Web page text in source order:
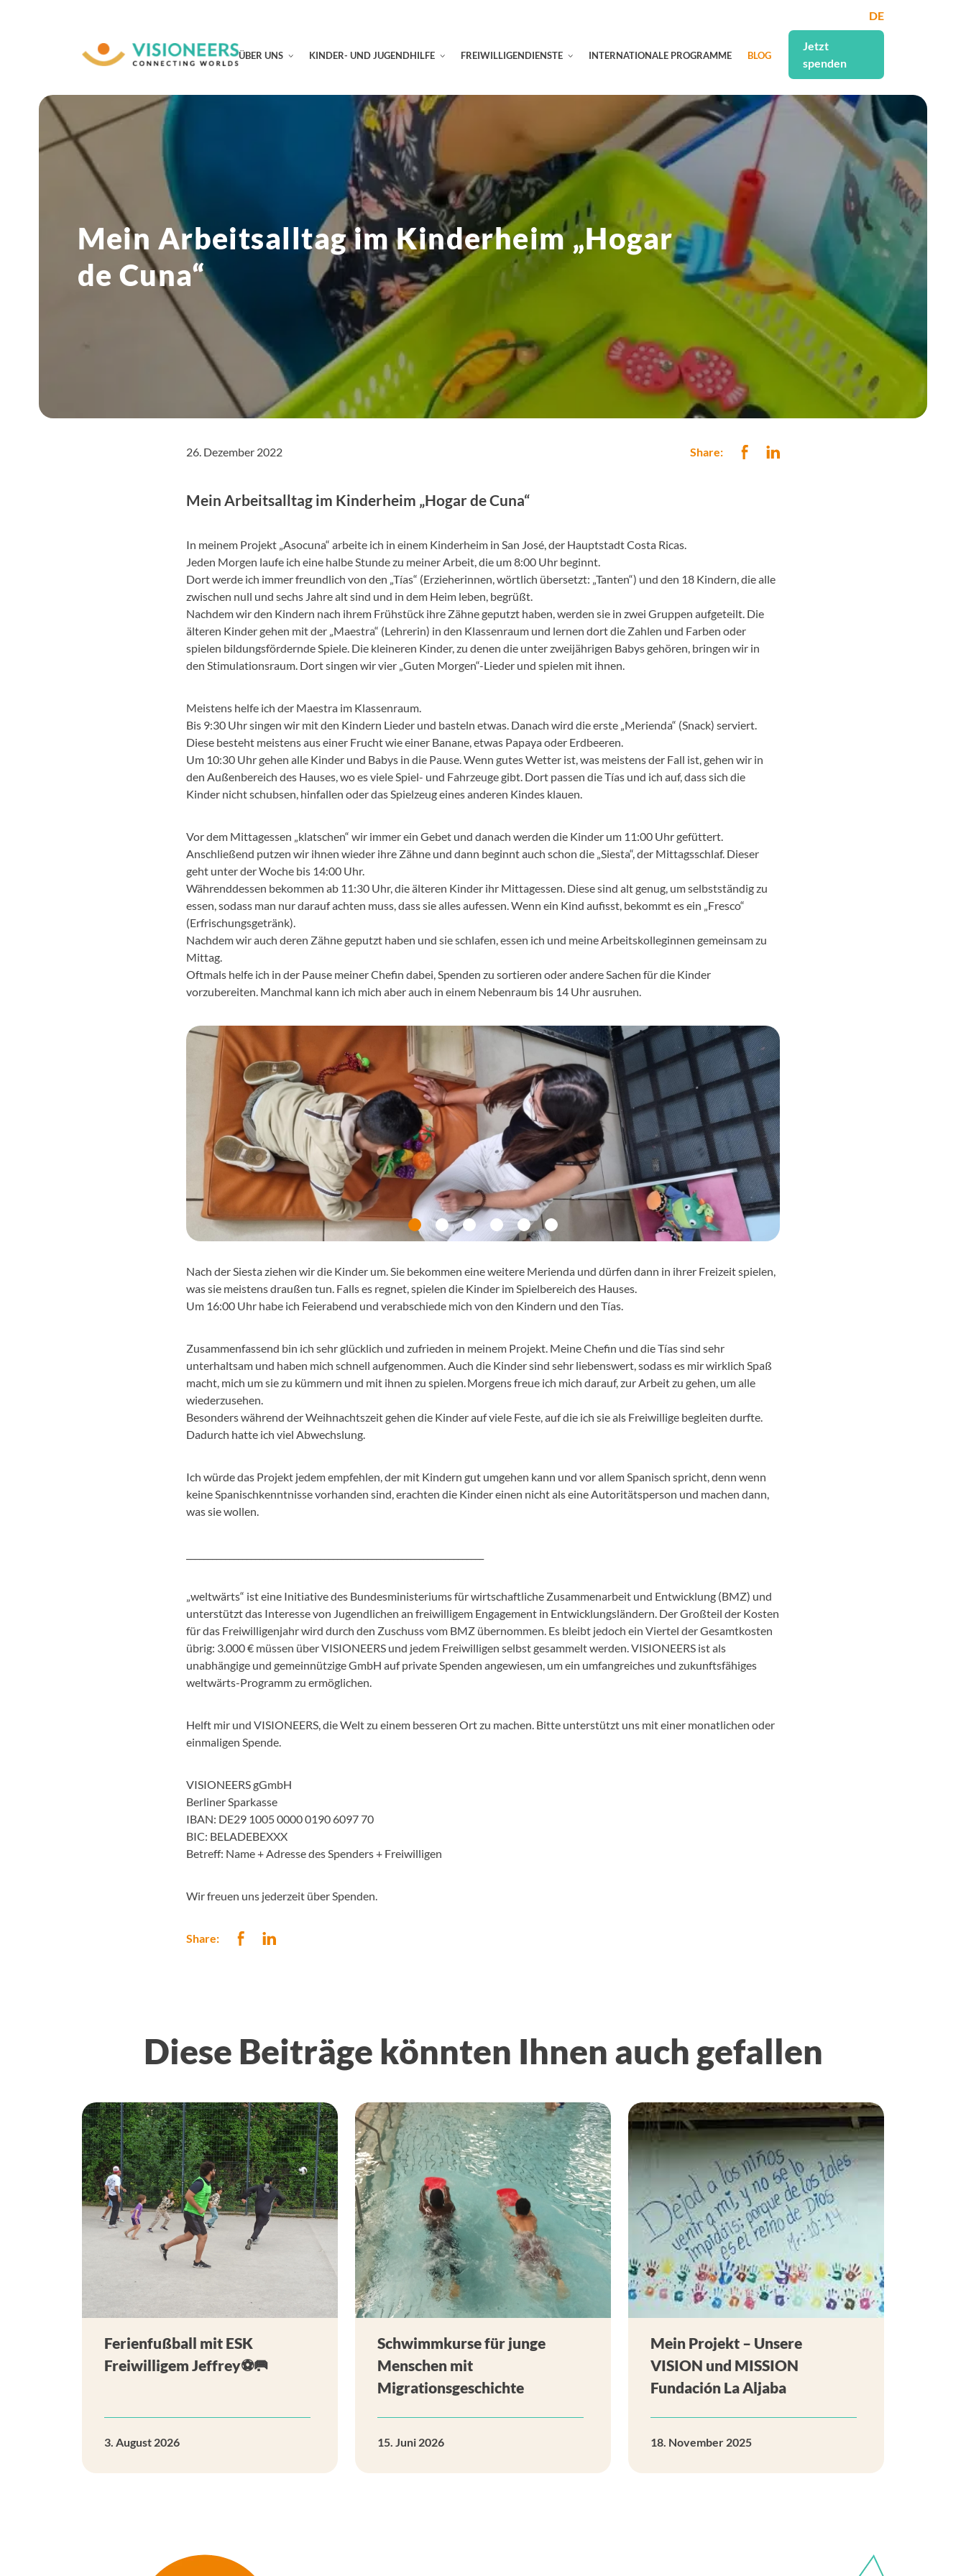
DE
ÜBER UNS KINDER- UND JUGENDHILFE FREIWILLIGENDIENSTE INTERNATIONALE PROGRAMME BLOG
Jetzt
spenden
Mein Arbeitsalltag im Kinderheim „Hogar
de Cuna“
26. Dezember 2022 Share:
Mein Arbeitsalltag im Kinderheim „Hogar de Cuna“
In meinem Projekt „Asocuna“ arbeite ich in einem Kinderheim in San José, der Hauptstadt Costa Ricas.
Jeden Morgen laufe ich eine halbe Stunde zu meiner Arbeit, die um 8:00 Uhr beginnt.
Dort werde ich immer freundlich von den „Tías“ (Erzieherinnen, wörtlich übersetzt: „Tanten“) und den 18 Kindern, die alle
zwischen null und sechs Jahre alt sind und in dem Heim leben, begrüßt.
Nachdem wir den Kindern nach ihrem Frühstück ihre Zähne geputzt haben, werden sie in zwei Gruppen aufgeteilt. Die
älteren Kinder gehen mit der „Maestra“ (Lehrerin) in den Klassenraum und lernen dort die Zahlen und Farben oder
spielen bildungsfördernde Spiele. Die kleineren Kinder, zu denen die unter zweijährigen Babys gehören, bringen wir in
den Stimulationsraum. Dort singen wir vier „Guten Morgen“-Lieder und spielen mit ihnen.
Meistens helfe ich der Maestra im Klassenraum.
Bis 9:30 Uhr singen wir mit den Kindern Lieder und basteln etwas. Danach wird die erste „Merienda“ (Snack) serviert.
Diese besteht meistens aus einer Frucht wie einer Banane, etwas Papaya oder Erdbeeren.
Um 10:30 Uhr gehen alle Kinder und Babys in die Pause. Wenn gutes Wetter ist, was meistens der Fall ist, gehen wir in
den Außenbereich des Hauses, wo es viele Spiel- und Fahrzeuge gibt. Dort passen die Tías und ich auf, dass sich die
Kinder nicht schubsen, hinfallen oder das Spielzeug eines anderen Kindes klauen.
Vor dem Mittagessen „klatschen“ wir immer ein Gebet und danach werden die Kinder um 11:00 Uhr gefüttert.
Anschließend putzen wir ihnen wieder ihre Zähne und dann beginnt auch schon die „Siesta“, der Mittagsschlaf. Dieser
geht unter der Woche bis 14:00 Uhr.
Währenddessen bekommen ab 11:30 Uhr, die älteren Kinder ihr Mittagessen. Diese sind alt genug, um selbstständig zu
essen, sodass man nur darauf achten muss, dass sie alles aufessen. Wenn ein Kind aufisst, bekommt es ein „Fresco“
(Erfrischungsgetränk).
Nachdem wir auch deren Zähne geputzt haben und sie schlafen, essen ich und meine Arbeitskolleginnen gemeinsam zu
Mittag.
Oftmals helfe ich in der Pause meiner Chefin dabei, Spenden zu sortieren oder andere Sachen für die Kinder
vorzubereiten. Manchmal kann ich mich aber auch in einem Nebenraum bis 14 Uhr ausruhen.
Nach der Siesta ziehen wir die Kinder um. Sie bekommen eine weitere Merienda und dürfen dann in ihrer Freizeit spielen,
was sie meistens draußen tun. Falls es regnet, spielen die Kinder im Spielbereich des Hauses.
Um 16:00 Uhr habe ich Feierabend und verabschiede mich von den Kindern und den Tías.
Zusammenfassend bin ich sehr glücklich und zufrieden in meinem Projekt. Meine Chefin und die Tías sind sehr
unterhaltsam und haben mich schnell aufgenommen. Auch die Kinder sind sehr liebenswert, sodass es mir wirklich Spaß
macht, mich um sie zu kümmern und mit ihnen zu spielen. Morgens freue ich mich darauf, zur Arbeit zu gehen, um alle
wiederzusehen.
Besonders während der Weihnachtszeit gehen die Kinder auf viele Feste, auf die ich sie als Freiwillige begleiten durfte.
Dadurch hatte ich viel Abwechslung.
Ich würde das Projekt jedem empfehlen, der mit Kindern gut umgehen kann und vor allem Spanisch spricht, denn wenn
keine Spanischkenntnisse vorhanden sind, erachten die Kinder einen nicht als eine Autoritätsperson und machen dann,
was sie wollen.
„weltwärts“ ist eine Initiative des Bundesministeriums für wirtschaftliche Zusammenarbeit und Entwicklung (BMZ) und
unterstützt das Interesse von Jugendlichen an freiwilligem Engagement in Entwicklungsländern. Der Großteil der Kosten
für das Freiwilligenjahr wird durch den Zuschuss vom BMZ übernommen. Es bleibt jedoch ein Viertel der Gesamtkosten
übrig: 3.000 € müssen über VISIONEERS und jedem Freiwilligen selbst gesammelt werden. VISIONEERS ist als
unabhängige und gemeinnützige GmbH auf private Spenden angewiesen, um ein umfangreiches und zukunftsfähiges
weltwärts-Programm zu ermöglichen.
Helft mir und VISIONEERS, die Welt zu einem besseren Ort zu machen. Bitte unterstützt uns mit einer monatlichen oder
einmaligen Spende.
VISIONEERS gGmbH
Berliner Sparkasse
IBAN: DE29 1005 0000 0190 6097 70
BIC: BELADEBEXXX
Betreff: Name + Adresse des Spenders + Freiwilligen
Wir freuen uns jederzeit über Spenden.
Share:
Diese Beiträge könnten Ihnen auch gefallen
Ferienfußball mit ESK
Freiwilligem Jeffrey⚽🥅
3. August 2026
Schwimmkurse für junge
Menschen mit
Migrationsgeschichte
15. Juni 2026
Mein Projekt – Unsere
VISION und MISSION
Fundación La Aljaba
18. November 2025